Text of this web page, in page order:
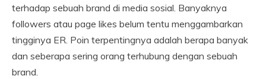
terhadap sebuah brand di media sosial. Banyaknya
followers atau page likes belum tentu menggambarkan
tingginya ER. Poin terpentingnya adalah berapa banyak
dan seberapa sering orang terhubung dengan sebuah
brand.